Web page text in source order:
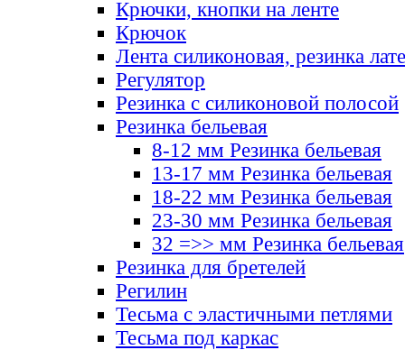
Крючки, кнопки на ленте
Крючок
Лента силиконовая, резинка
Регулятор
Резинка с силиконовой полосой
Резинка бельевая
8-12 мм Резинка бельевая
13-17 мм Резинка бельевая
18-22 мм Резинка бельевая
23-30 мм Резинка бельевая
32 =>> мм Резинка бельевая
Резинка для бретелей
Регилин
Тесьма с эластичными петлями
Тесьма под каркас